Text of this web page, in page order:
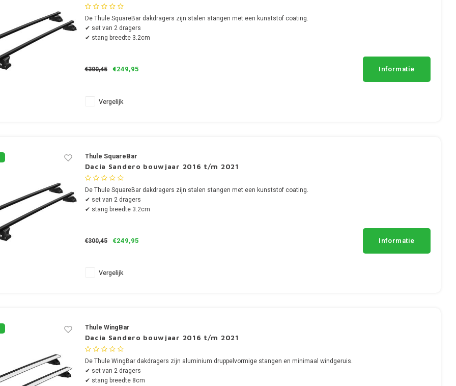
De Thule SquareBar dakdragers zijn stalen stangen met een kunststof coating.
✔ set van 2 dragers
✔ stang breedte 3.2cm
€300,45 €249,95 Informatie
Vergelijk
Thule SquareBar
Dacia Sandero bouwjaar 2016 t/m 2021
De Thule SquareBar dakdragers zijn stalen stangen met een kunststof coating.
✔ set van 2 dragers
✔ stang breedte 3.2cm
€300,45 €249,95 Informatie
Vergelijk
Thule WingBar
Dacia Sandero bouwjaar 2016 t/m 2021
De Thule WingBar dakdragers zijn aluminium druppelvormige stangen en minimaal windgeruis.
✔ set van 2 dragers
✔ stang breedte 8cm